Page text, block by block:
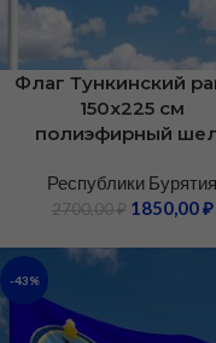
Флаг Тункинский
150х225 см
полиэфирный
Республики Бурятия
2700,00₽ 1850,00₽
-43%